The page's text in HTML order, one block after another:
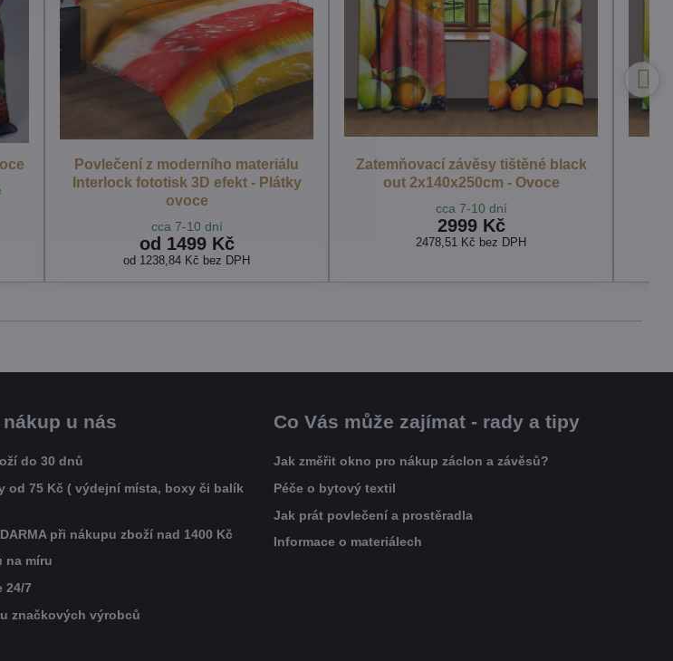
Povlečení z moderního materiálu
Interlock fototisk 3D efekt - Plátky
ovoce
cca 7-10 dní
od 1499 Kč
od 1238,84 Kč bez DPH
Zatemňovací závěsy tištěné black
out 2x140x250cm - Ovoce
cca 7-10 dní
2999 Kč
2478,51 Kč bez DPH
u nás
do 30 dnů
od 75 Kč ( výdejní místa, boxy či balík
při nákupu zboží nad 1400 Kč
na míru
24/7
značkových výrobců
Co Vás může zajímat - rady a tipy
Jak změřit okno pro nákup záclon a závěsů?
Péče o bytový textil
Jak prát povlečení a prostěradla
Informace o materiálech